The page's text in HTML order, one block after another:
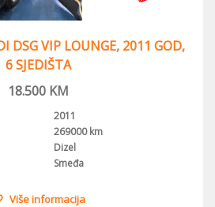
DSG VIP LOUNGE, 2011 GOD,
6 SJEDIŠTA
18.500KM
2011
269000 km
Dizel
Smeđa
Više informacija